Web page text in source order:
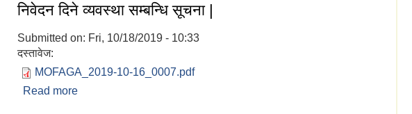
निवेदन दिने व्यवस्था सम्बन्धि सूचना |
Submitted on: Fri, 10/18/2019 - 10:33
दस्तावेज:
MOFAGA_2019-10-16_0007.pdf
Read more